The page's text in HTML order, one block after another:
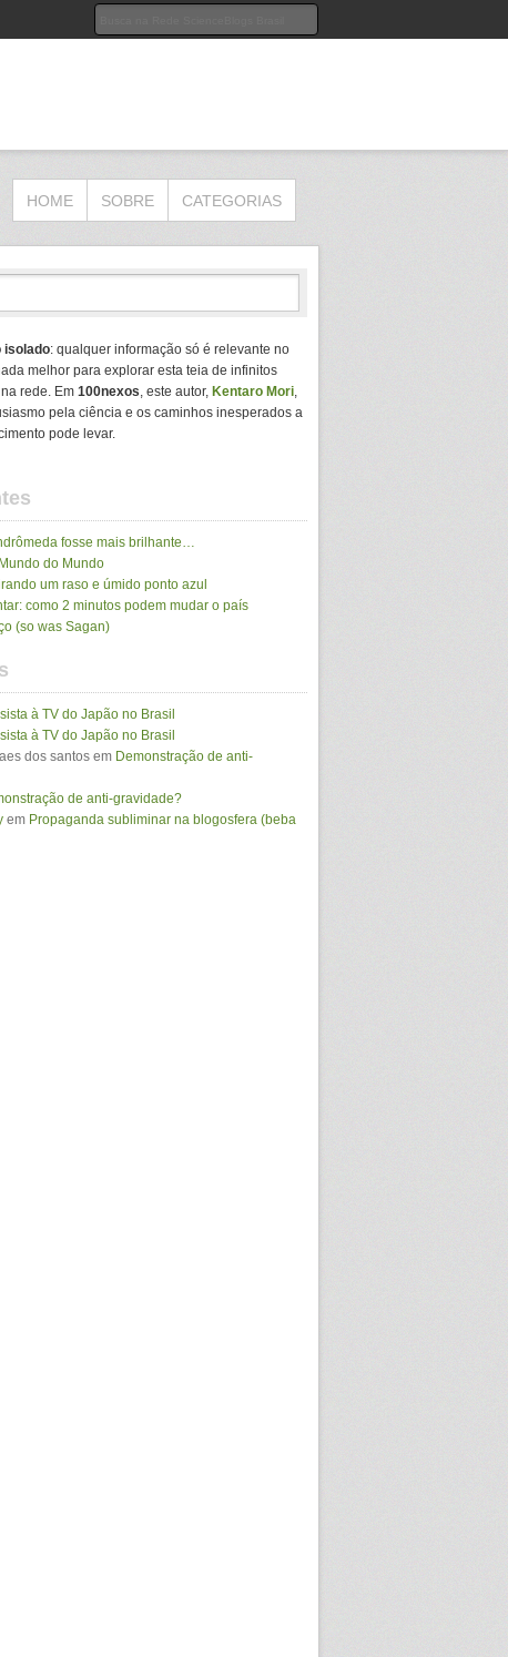
HOME SOBRE CATEGORIAS
isolado: qualquer informação só é relevante no
melhor para explorar esta teia de infinitos
rede. Em 100nexos, este autor, Kentaro Mori,
pela ciência e os caminhos inesperados a
pode levar.
fosse mais brilhante…
do Mundo
um raso e úmido ponto azul
como 2 minutos podem mudar o país
(so was Sagan)
à TV do Japão no Brasil
à TV do Japão no Brasil
dos santos em Demonstração de anti-
de anti-gravidade?
em Propaganda subliminar na blogosfera (beba